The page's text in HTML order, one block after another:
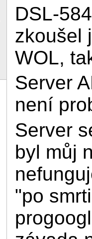
DSL-
zkoušel
WOL,
Server
není
Server
byl můj
"po